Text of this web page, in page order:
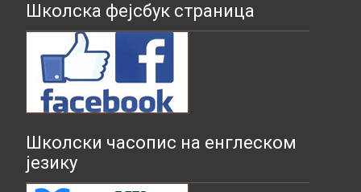
Школска фејсбук страница
Школски часопис на енглеском
језику